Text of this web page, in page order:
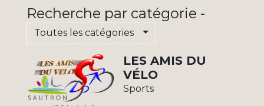
Recherche par catégorie -
Toutes les catégories
LES AMIS DU
VÉLO
Sports